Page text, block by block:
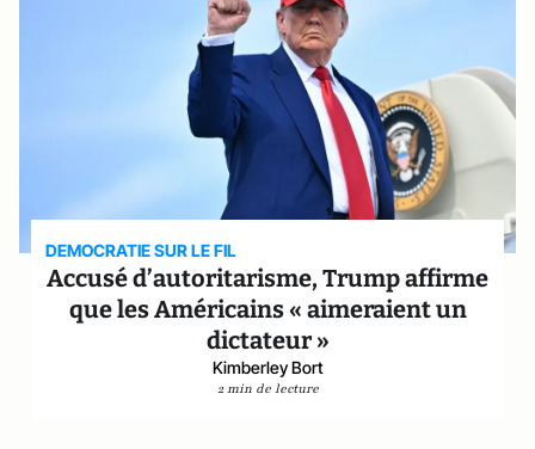
DEMOCRATIE SUR LE FIL
Accusé d’autoritarisme, Trump affirme
que les Américains « aimeraient un
dictateur »
Kimberley Bort
2 min de lecture